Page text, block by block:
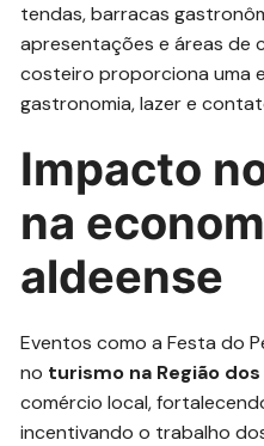
tendas, barracas
apresentações e áreas de
costeiro proporciona uma
gastronomia, lazer e
Impacto
na
aldeense
Eventos como a Festa do
no turismo na Região
comércio local,
incentivando o trabalho